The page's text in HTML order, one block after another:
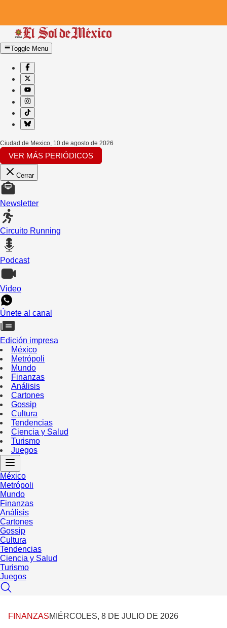
Toggle Menu
Ciudad de Mexico, 10 de agosto de 2026
VER MÁS PERIÓDICOS
Cerrar
Newsletter
Circuito Running
Podcast
Video
Únete al canal
Edición impresa
México
Metrópoli
Mundo
Finanzas
Análisis
Cartones
Gossip
Cultura
Tendencias
Ciencia y Salud
Turismo
Juegos
México
Metrópoli
Mundo
Finanzas
Análisis
Cartones
Gossip
Cultura
Tendencias
Ciencia y Salud
Turismo
Juegos
FINANZASMIÉRCOLES, 8 DE JULIO DE 2026